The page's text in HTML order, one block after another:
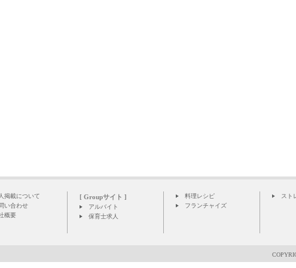
掲載について
い合わせ
概要
[ Groupサイト ]
アルバイト
保育士求人
料理レシピ
フランチャイズ
スト